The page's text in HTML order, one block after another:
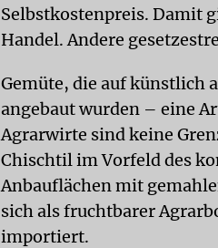
Selbstkostenpreis. Damit
Handel. Andere
Gemüte, die auf künstlich
angebaut wurden – eine
Agrarwirte sind keine
Chischtil im Vorfeld des
Anbauflächen mit
sich als fruchtbarer
importiert.